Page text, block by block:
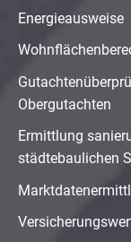
Energieausweise
Obergutachten
Ermittlung
städtebaulichen